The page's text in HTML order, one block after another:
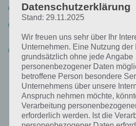
Tägliches BONUS Rätsel: Zur Lösung
23.8.2018, als Lösung gesucht war
Zur Übersicht:4 Bilder 1 Wort
2019!
Datenschutzerklärung
Stand: 29.11.2025
Wir freuen uns sehr über Ihr
Unternehmen. Eine Nutzung der
grundsätzlich ohne jede Angabe
personenbezogener Daten
betroffene Person besondere
Unternehmens über unsere
Anspruch nehmen möchte,
Verarbeitung
erforderlich werden. Ist die